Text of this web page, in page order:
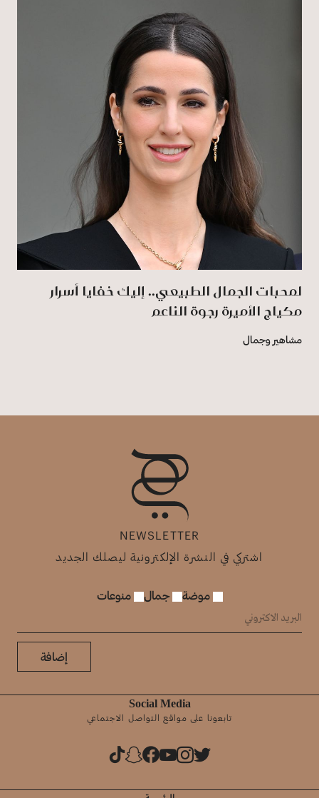
لمحبات الجمال الطبيعي.. إليك خفايا أسرار
مكياج الأميرة رجوة الناعم
مشاهير وجمال
NEWSLETTER
اشتركي في النشرة الإلكترونية ليصلك الجديد
موضة جمال منوعات
إضافة
Social Media
تابعونا على مواقع التواصل الاجتماعي